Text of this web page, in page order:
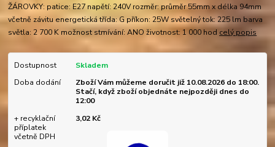
ŽÁROVKY: patice: E27 napětí: 240V rozměr: průměr 55mm x délka 94mm
včetně závitu energetická třída: G příkon: 25W světelný tok: 225 lm barva
světla: 2 700 K možnost stmívání: ANO životnost: 1 000 hod celý popis
Dostupnost
Skladem
Doba dodání
Zboží Vám můžeme doručit již 10.08.2026 do 18:00.
Stačí, když zboží objednáte nejpozději dnes do
12:00
+ recyklační
příplatek
včetně DPH
3,02 Kč